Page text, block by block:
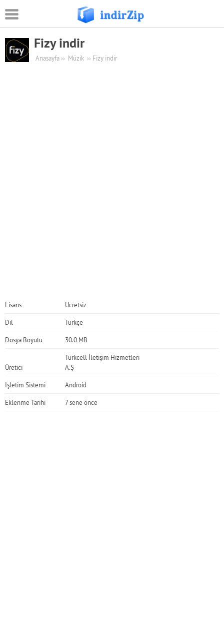
Android
Eğitim
Fizy indir
Anasayfa ›› Müzik ›› Fizy indir
Lisans Ücretsiz
Dil Türkçe
Dosya Boyutu 30.0 MB
Üretici
Turkcell İletişim Hizmetleri
A.Ş
İşletim Sistemi Android
Eklenme Tarihi 7 sene önce